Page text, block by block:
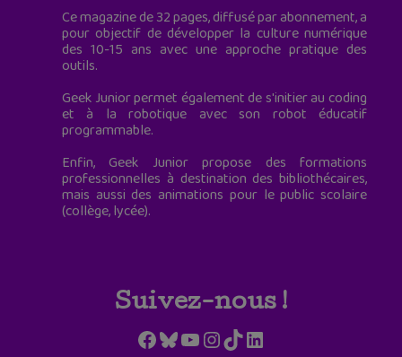
Ce magazine de 32 pages, diffusé par abonnement, a
pour objectif de développer la culture numérique
des 10-15 ans avec une approche pratique des
outils.
Geek Junior permet également de s'initier au coding
et à la robotique avec son robot éducatif
programmable.
Enfin, Geek Junior propose des formations
professionnelles à destination des bibliothécaires,
mais aussi des animations pour le public scolaire
(collège, lycée).
Suivez-nous !
Facebook
Bluesky
YouTube
Instagram
TikTokLinkedIn